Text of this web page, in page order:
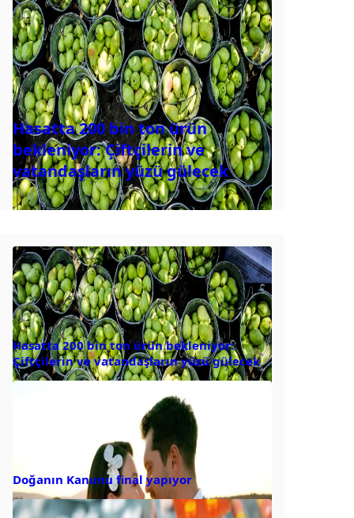
Hasatta 200 bin ton ürün
bekleniyor: Çiftçilerin ve
vatandaşların yüzü gülecek
Hasatta 200 bin ton ürün bekleniyor:
Çiftçilerin ve vatandaşların yüzü gülecek
Doğanın Kanunu final yapıyor